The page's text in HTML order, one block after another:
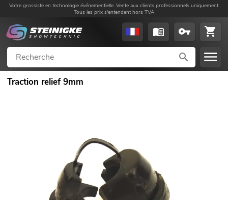
Votre grossiste en technologie événementielle. Vente aux clients professionnels uniquement.
Tous les prix s'entendent hors TVA
Traction relief 9mm